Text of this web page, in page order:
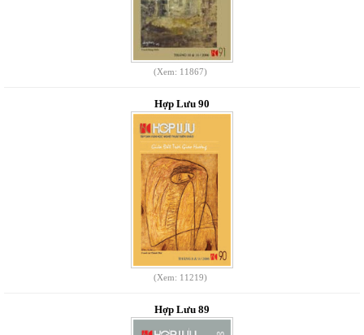
(Xem: 11867)
Hợp Lưu 90
(Xem: 11219)
Hợp Lưu 89